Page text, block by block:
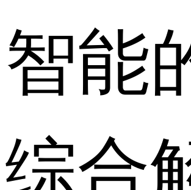
智能
综合